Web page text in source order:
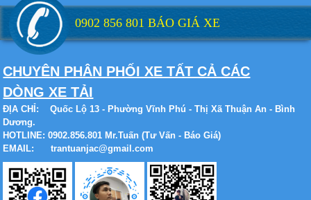
Xe tải Foton 990kg
Xe tải Foton 990kg
0902 856 801 BÁO GIÁ XE
CHUYÊN PHÂN PHỐI XE TẤT CẢ CÁC
DÒNG XE TẢI
ĐỊA CHỈ:
Quốc Lộ 13 - Phường Vĩnh Phú - Thị Xã Thuận An - Bình
Dương.
HOTLINE: 0902.856.801 Mr.Tuấn (Tư Vấn - Báo Giá)
EMAIL: trantuanjac@gmail.com